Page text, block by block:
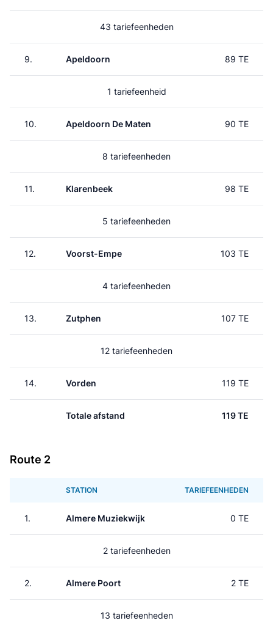
43 tariefeenheden
9. Apeldoorn 89 TE
1 tariefeenheid
10. Apeldoorn De Maten 90 TE
8 tariefeenheden
11. Klarenbeek 98 TE
5 tariefeenheden
12. Voorst-Empe 103 TE
4 tariefeenheden
13. Zutphen 107 TE
12 tariefeenheden
14. Vorden 119 TE
Totale afstand 119 TE
Route 2
STATION TARIEFEENHEDEN
1. Almere Muziekwijk 0 TE
2 tariefeenheden
2. Almere Poort 2 TE
13 tariefeenheden